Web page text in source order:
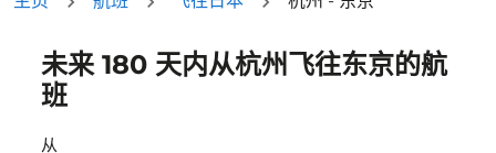
未来 180 天内从杭州飞往东京的航
班
从
没有符合您的筛选条件的机票。请调整您的筛选条件。